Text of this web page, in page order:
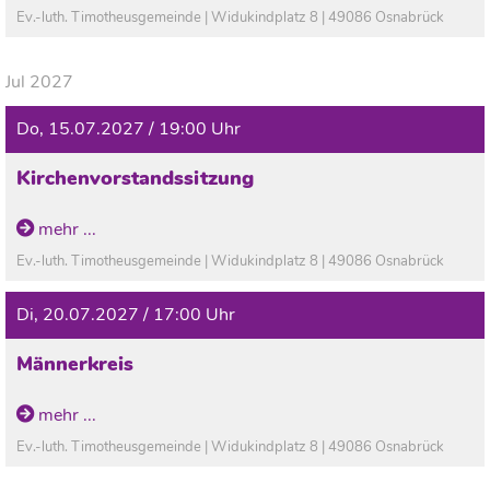
Ev.-luth. Timotheusgemeinde | Widukindplatz 8 | 49086 Osnabrück
Jul 2027
Do, 15.07.2027 / 19:00 Uhr
Kirchenvorstandssitzung
mehr ...
Ev.-luth. Timotheusgemeinde | Widukindplatz 8 | 49086 Osnabrück
Di, 20.07.2027 / 17:00 Uhr
Männerkreis
mehr ...
Ev.-luth. Timotheusgemeinde | Widukindplatz 8 | 49086 Osnabrück